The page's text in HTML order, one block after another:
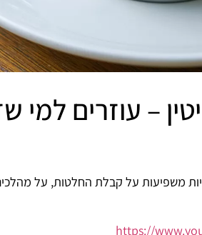
– עוזרים
משפיעות על קבלת החלטות, על
https://